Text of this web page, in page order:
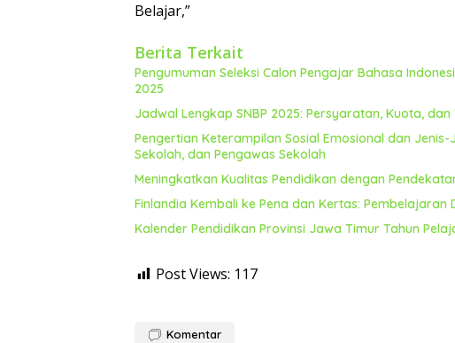
Belajar,”
Berita Terkait
Pengumuman Seleksi Calon Pengajar Bahasa
2025
Jadwal Lengkap SNBP 2025: Persyaratan, Kuota, dan
Pengertian Keterampilan Sosial Emosional dan
Sekolah, dan Pengawas Sekolah
Meningkatkan Kualitas Pendidikan dengan
Finlandia Kembali ke Pena dan Kertas: Pembelajaran
Kalender Pendidikan Provinsi Jawa Timur Tahun
Post Views: 117
Komentar